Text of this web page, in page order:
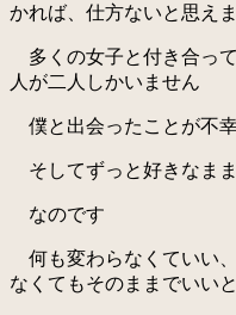
かれば、仕方ないと思え
多くの女子と付き合っ
人が二人しかいません
僕と出会ったことが不
そしてずっと好きなま
なのです
何も変わらなくていい
なくてもそのままでいい